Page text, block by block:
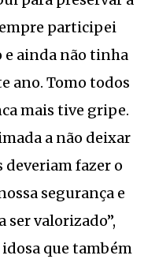
participei
e ainda não tinha
ano. Tomo todos
mais tive gripe.
a não deixar
deveriam fazer o
segurança e
ser valorizado”,
que também